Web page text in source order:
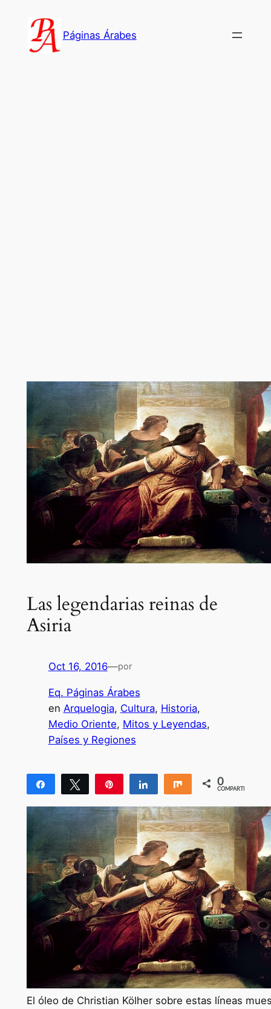
contenido
Páginas Árabes
Las legendarias reinas de
Asiria
Oct 16, 2016—por
Eq. Páginas Árabes
en Arquelogia, Cultura, Historia
Medio Oriente, Mitos y Leyendas
Países y Regiones
Compartir Twittear Compartir Compartir
0
COMPARTIR
El óleo de Christian Kölher sobre estas líneas